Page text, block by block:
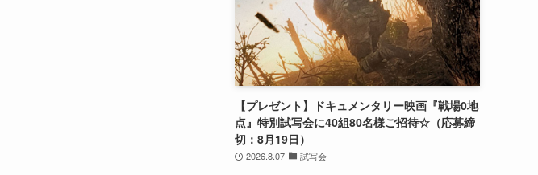
【プレゼント】ドキュメンタリー映画『戦場0地
点』特別試写会に40組80名様ご招待☆（応募締
切：8月19日）
2026.8.07 試写会